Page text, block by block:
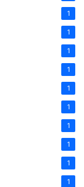
1
1
1
1
1
1
1
1
1
1